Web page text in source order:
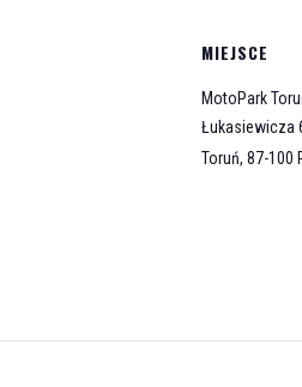
MIEJSCE
MotoPark
Łukasiewicza
Toruń, 87-100